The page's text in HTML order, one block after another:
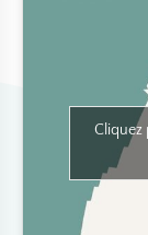
Cliquez